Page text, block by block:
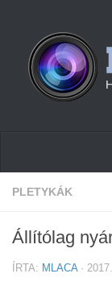
Hírek
Cikkek
PLETYKÁK
Állítólag
ÍRTA: MLACA·